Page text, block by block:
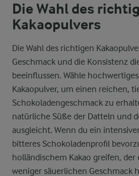
Die Wahl des
Kakaopulvers
Die Wahl des richtigen
Geschmack und die Konsistenz
beeinflussen. Wähle
Kakaopulver, um einen reichen,
Schokoladengeschmack zu
natürliche Süße der Datteln und
ausgleicht. Wenn du ein
bitteres Schokoladenprofil
holländischem Kakao greifen,
weniger säuerlichen Geschmack